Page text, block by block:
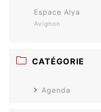
Espace Alya
Avignon
CATÉGORIE
Agenda